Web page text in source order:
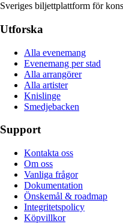
Sveriges biljettplattform för
Utforska
Alla evenemang
Evenemang per stad
Alla arrangörer
Alla artister
Knislinge
Smedjebacken
Support
Kontakta oss
Om oss
Vanliga frågor
Dokumentation
Önskemål & roadmap
Integritetspolicy
Köpvillkor